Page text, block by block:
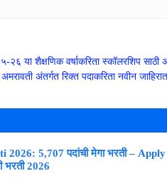
२६ या शैक्षणिक वर्षाकरिता स्कॉलरशिप
अमरावती अंतर्गत रिक्त पदाकरिता नवीन
5,707 पदांची मेगा भरती – Apply
भरती 2026